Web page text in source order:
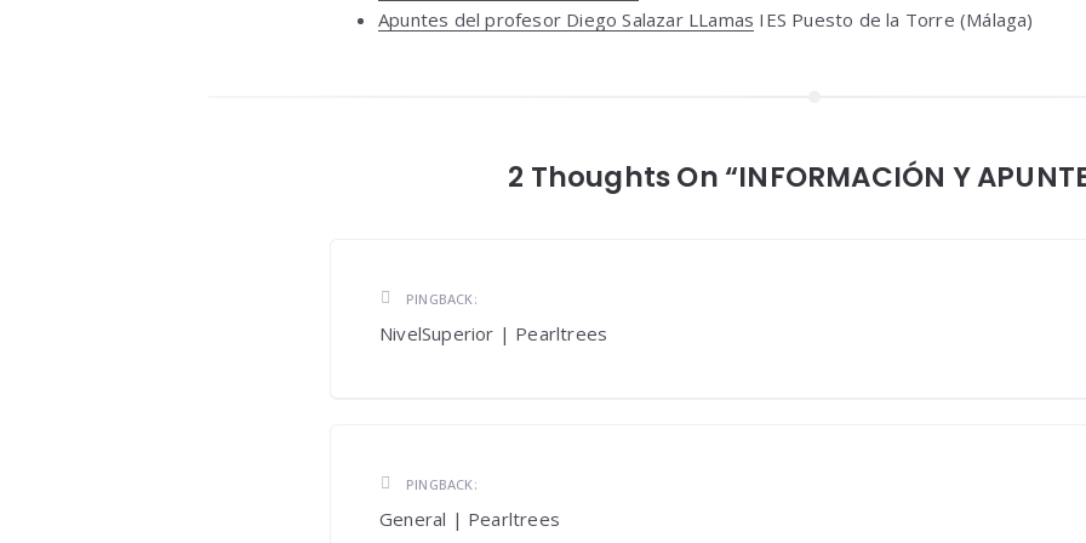
Apuntes del profesor Diego Salazar LLamas IES Puesto de la Torre (Málaga)
2 Thoughts On “INFORMACIÓN Y
PINGBACK:
NivelSuperior | Pearltrees
PINGBACK:
General | Pearltrees